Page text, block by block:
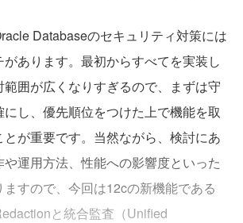
Databaseのセキュリティ対策には
あります。最初からすべてを実装し
範囲が広くなりすぎるので、まずは守
し、優先順位をつけた上で機能を取
が重要です。当然ながら、検討にあ
運用方法、性能への影響度といった
すので、今回は12cの新機能である
と統合監査（Unified